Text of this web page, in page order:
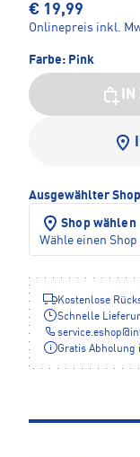
€ 19,99
Onlinepreis inkl.
Farbe: Pink
Ausgewählter Shop
Shop wählen
Wähle einen
Kostenlose
Schnelle
service.eshop@
Gratis Abholung